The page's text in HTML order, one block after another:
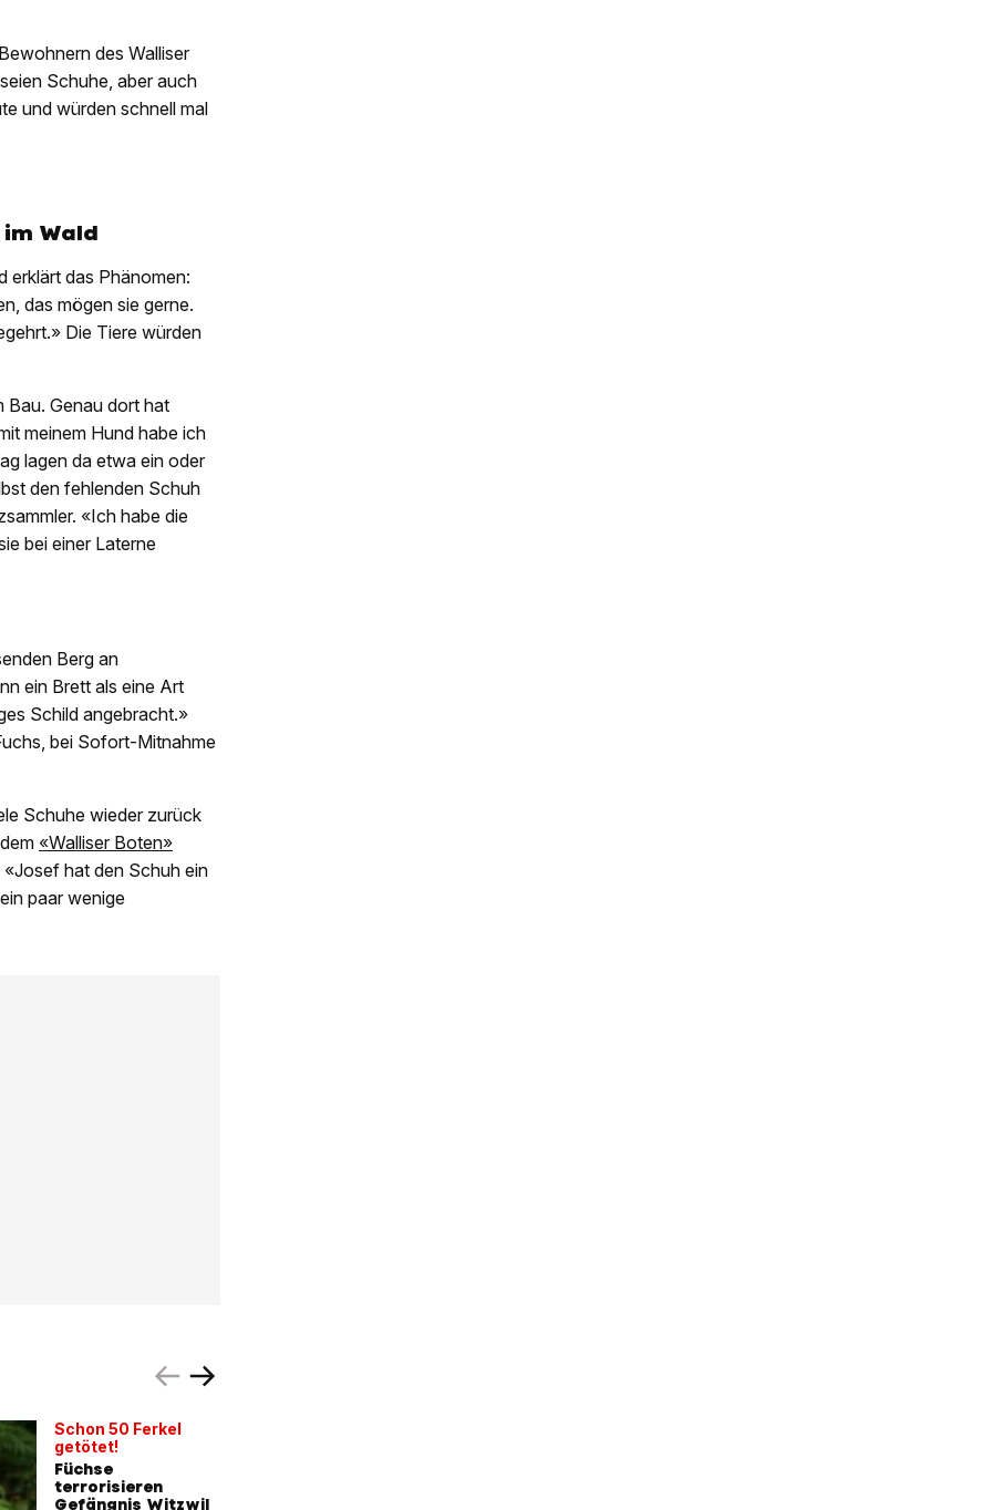
des Walliser
Schuhe, aber auch
und würden schnell mal
Wald
erklärt das Phänomen:
das mögen sie gerne.
Die Tiere würden
Bau. Genau dort hat
meinem Hund habe ich
lagen da etwa ein oder
den fehlenden Schuh
«Ich habe die
bei einer Laterne
Berg an
ein Brett als eine Art
Schild angebracht.»
bei Sofort-Mitnahme
Schuhe wieder zurück
«Walliser Boten»
hat den Schuh ein
paar wenige
Schon 50 Ferkel
getötet!
Füchse
terrorisieren
Gefängnis Witzwil